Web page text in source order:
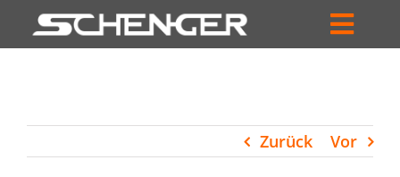
Inhalt
HÄNDLERSUCHE
Zurück Vor